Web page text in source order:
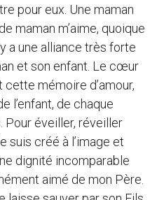
pour eux. Une maman
maman m’aime, quoique
a une alliance très forte
et son enfant. Le cœur
mémoire d’amour,
l’enfant, de chaque
Pour éveiller, réveiller
suis créé à l’image et
dignité incomparable
aimé de mon Père.